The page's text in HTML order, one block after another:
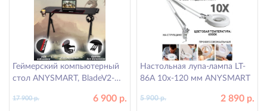
Геймерский компьютерный
стол ANYSMART, BladeV2-
6 900 р.
17 900 р.
Настольная лупа-лампа LT-
86A 10х-120 мм ANYSMART
2 890 р.
5 900 р.